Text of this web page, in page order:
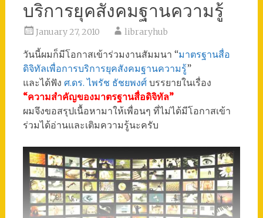
บริการยุคสังคมฐานความรู้
January 27, 2010 libraryhub
วันนี้ผมก็มีโอกาสเข้าร่วมงานสัมมนา “มาตรฐานสื่อ
ดิจิทัลเพื่อการบริการยุคสังคมฐานความรู้”
และได้ฟัง ศ.ดร. ไพรัช ธัชยพงศ์บรรยายในเรื่อง
“ความสำคัญของมาตรฐานสื่อดิจิทัล”
ผมจึงขอสรุปเนื้อหามาให้เพื่อนๆ ที่ไม่ได้มีโอกาสเข้า
ร่วมได้อ่านและเติมความรู้นะครับ